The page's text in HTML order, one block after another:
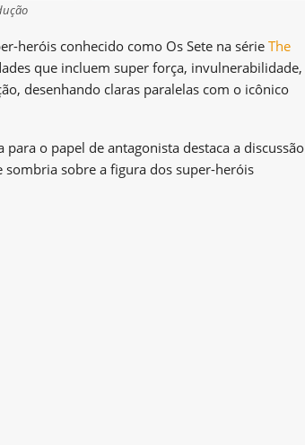
heróis conhecido como Os Sete na série The
que incluem super força, invulnerabilidade,
desenhando claras paralelas com o icônico
o papel de antagonista destaca a discussão
sobre a figura dos super-heróis